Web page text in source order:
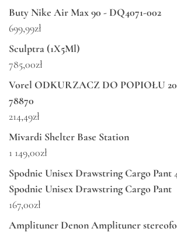
Buty Nike Air Max 90 - DQ4071-002
699,99zł
Sculptra (1X5Ml)
785,00zł
Vorel ODKURZACZ DO POPIOŁU
78870
214,49zł
Mivardi Shelter Base Station
1 149,00zł
Spodnie Unisex Drawstring Cargo Pant
Spodnie Unisex Drawstring Cargo Pant
167,00zł
Amplituner Denon Amplituner